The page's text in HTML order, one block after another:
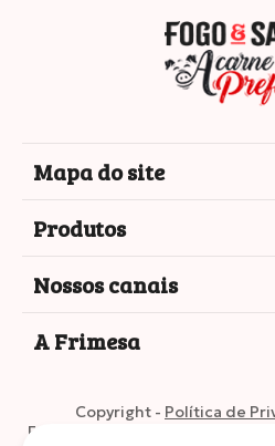
Mapa do site
Produtos
Nossos canais
A Frimesa
Copyright - Política de
Frimesa Cooperativa Central •